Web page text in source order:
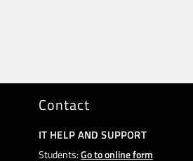
Contact
IT HELP AND SUPPORT
Students:Go to online form